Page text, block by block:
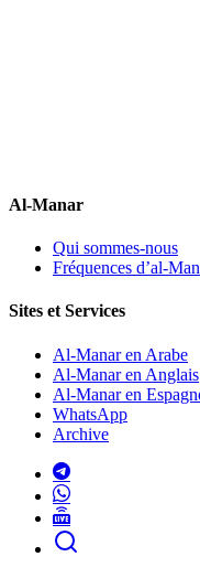
Al-Manar
Qui sommes-nous
Fréquences d’al-
Sites et Services
Al-Manar en Arabe
Al-Manar en Anglais
Al-Manar en
WhatsApp
Archive